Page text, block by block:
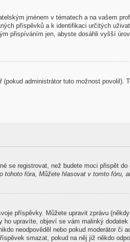
jménem v tématech a na vašem
příspěvků a k identifikaci určitých
přispíváním jen, abyste dosáhli vyšší
administrátor tuto možnost povolil).
se registrovat, než budete moci přispět
tohoto fóra, Můžete hlasovat v tomto fóru,
příspěvky. Můžete upravit zprávu
ho upravíte, objeví se vám malinký
neodpověděl nebo pokud moderátor či
smazat, pokud na něj již někdo